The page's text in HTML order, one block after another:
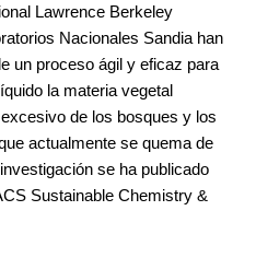
Lawrence Berkeley
Nacionales Sandia han
un proceso ágil y eficaz para
la materia vegetal
de los bosques y los
actualmente se quema de
se ha publicado
Sustainable Chemistry &